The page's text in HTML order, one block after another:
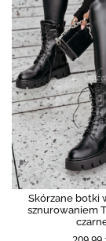
Skórzane botki
sznurowaniem